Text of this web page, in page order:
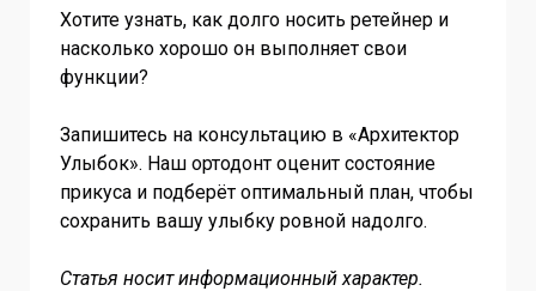
Хотите узнать, как долго носить ретейнер и
насколько хорошо он выполняет свои
функции?
Запишитесь на консультацию в «Архитектор
Улыбок». Наш ортодонт оценит состояние
прикуса и подберёт оптимальный план, чтобы
сохранить вашу улыбку ровной надолго.
Статья носит информационный характер.